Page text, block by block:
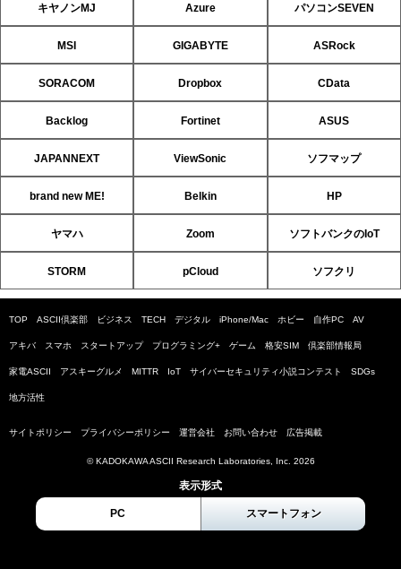
キヤノンMJ Azure パソコンSEVEN
MSI GIGABYTE ASRock
SORACOM Dropbox CData
Backlog Fortinet ASUS
JAPANNEXT ViewSonic ソフマップ
brand new ME! Belkin HP
ヤマハ Zoom ソフトバンクのIoT
STORM pCloud ソフクリ
TOP ASCII倶楽部 ビジネス TECH デジタル iPhone/Mac ホビー 自作PC AV
アキバ スマホ スタートアップ プログラミング+ ゲーム 格安SIM 倶楽部情報局
家電ASCII アスキーグルメ MITTR IoT サイバーセキュリティ小説コンテスト SDGs
地方活性
サイトポリシー プライバシーポリシー 運営会社 お問い合わせ 広告掲載
© KADOKAWA ASCII Research Laboratories, Inc. 2026
表示形式
PC スマートフォン